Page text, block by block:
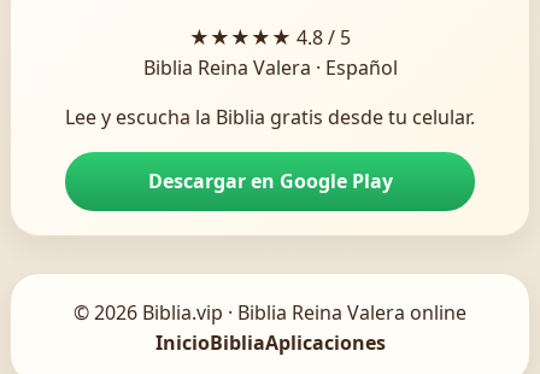
★★★★★ 4.8 / 5
Biblia Reina Valera · Español
Lee y escucha la Biblia gratis desde tu celular.
Descargar en Google Play
© 2026 Biblia.vip · Biblia Reina Valera online
InicioBibliaAplicaciones